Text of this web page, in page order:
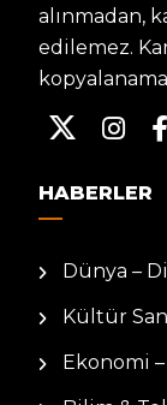
alınmadan,
edilemez.
HABERLER
Dünya –
Kültür
Ekonomi